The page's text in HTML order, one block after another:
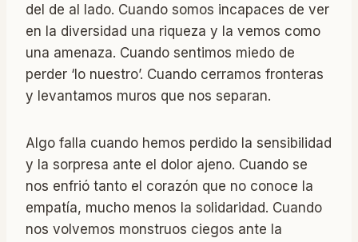
del de al lado. Cuando somos incapaces de ver
en la diversidad una riqueza y la vemos como
una amenaza. Cuando sentimos miedo de
perder ‘lo nuestro’. Cuando cerramos fronteras
y levantamos muros que nos separan.
Algo falla cuando hemos perdido la sensibilidad
y la sorpresa ante el dolor ajeno. Cuando se
nos enfrió tanto el corazón que no conoce la
empatía, mucho menos la solidaridad. Cuando
nos volvemos monstruos ciegos ante la